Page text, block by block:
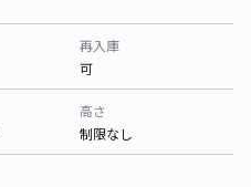
再入庫
可
高さ
制限なし